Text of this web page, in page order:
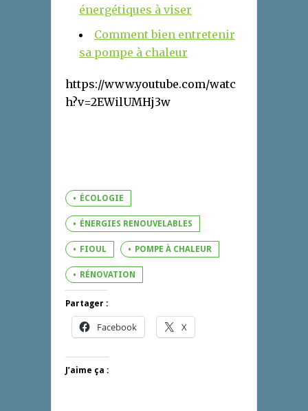
énergétiques à viser
Comment bien entretenir
sa pompe à chaleur
https://www.youtube.com/watc
h?v=2EWilUMHj3w
ÉCOLOGIE
ÉNERGIES RENOUVELABLES
FIOUL POMPE À CHALEUR
RÉNOVATION
Partager :
Facebook X
J’aime ça :